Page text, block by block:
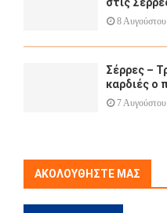
8
Σέρρες –
καρδιές ο
7
ΑΚΟΛΟΥΘΉΣΤΕ ΜΑΣ